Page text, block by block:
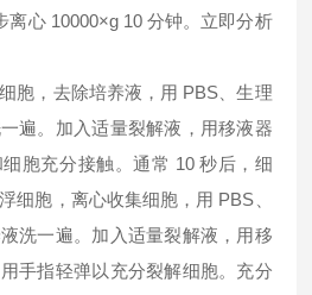
心 10000×g 10 分钟。立即分析
胞，去除培养液，用 PBS、生理
遍。加入适量裂解液，用移液器
胞充分接触。通常 10 秒后，细
细胞，离心收集细胞，用 PBS、
洗一遍。加入适量裂解液，用移
手指轻弹以充分裂解细胞。充分